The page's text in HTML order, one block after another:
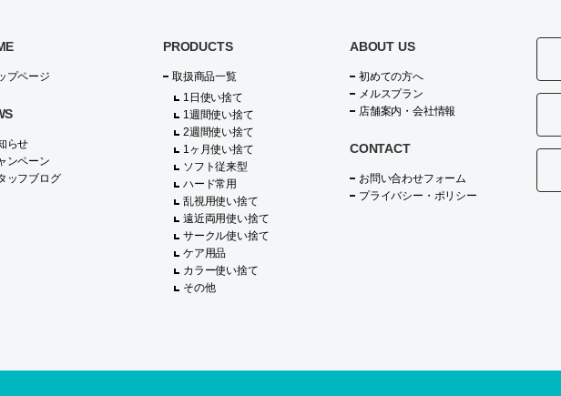
プページ
らせ
ンペーン
ッフブログ
PRODUCTS
取扱商品一覧
1日使い捨て
1週間使い捨て
2週間使い捨て
1ヶ月使い捨て
ソフト従来型
ハード常用
乱視用使い捨て
遠近両用使い捨て
サークル使い捨て
ケア用品
カラー使い捨て
その他
ABOUT US
初めての方へ
メルスプラン
店舗案内・会社情報
CONTACT
お問い合わせフォーム
プライバシー・ポリシー